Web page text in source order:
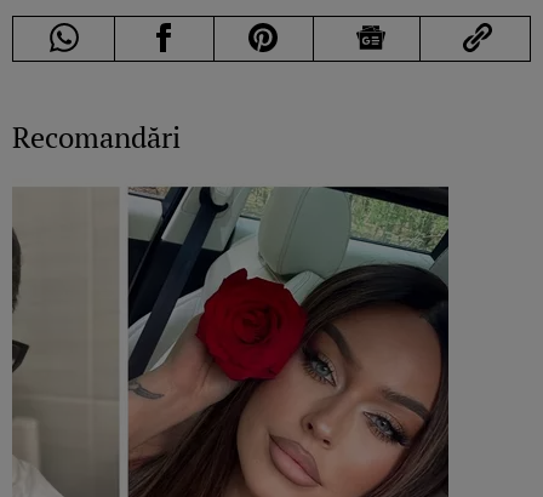
Recomandări